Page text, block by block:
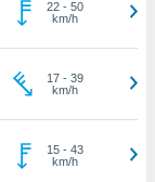
22- 50
km/h
17- 39
km/h
15- 43
km/h